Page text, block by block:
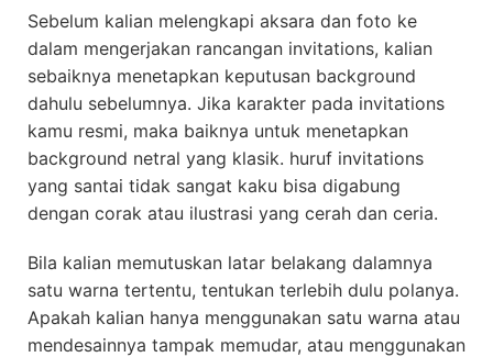
Sebelum kalian melengkapi aksara dan foto ke
dalam mengerjakan rancangan invitations, kalian
sebaiknya menetapkan keputusan background
dahulu sebelumnya. Jika karakter pada invitations
kamu resmi, maka baiknya untuk menetapkan
background netral yang klasik. huruf invitations
yang santai tidak sangat kaku bisa digabung
dengan corak atau ilustrasi yang cerah dan ceria.
Bila kalian memutuskan latar belakang dalamnya
satu warna tertentu, tentukan terlebih dulu polanya.
Apakah kalian hanya menggunakan satu warna atau
mendesainnya tampak memudar, atau menggunakan